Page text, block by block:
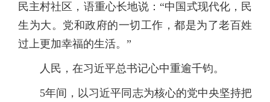
民主村社区，语重心长地说：“中国式现代化，民
生为大。党和政府的一切工作，都是为了老百姓
过上更加幸福的生活。”
人民，在习近平总书记心中重逾千钧。
5年间，以习近平同志为核心的党中央坚持把